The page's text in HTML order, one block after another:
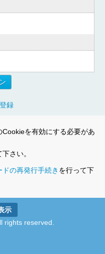
録
を有効にする必要があ
さい。
ドの再発行手続き を行って下
示
rights reserved.